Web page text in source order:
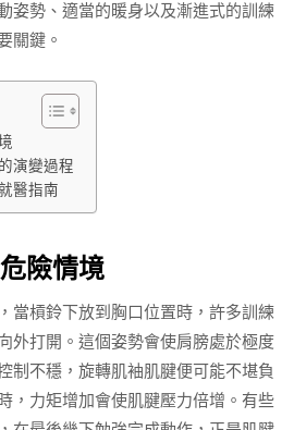
姿勢、適當的暖身以及漸進式的訓練
關鍵。
演變過程
醫指南
險情境
當槓鈴下放到胸口位置時，許多訓練
外打開。這個姿勢會使肩膀處於極度
制不穩，旋轉肌袖肌腱便可能不堪負
，力矩增加會使肌腱壓力倍增。有些